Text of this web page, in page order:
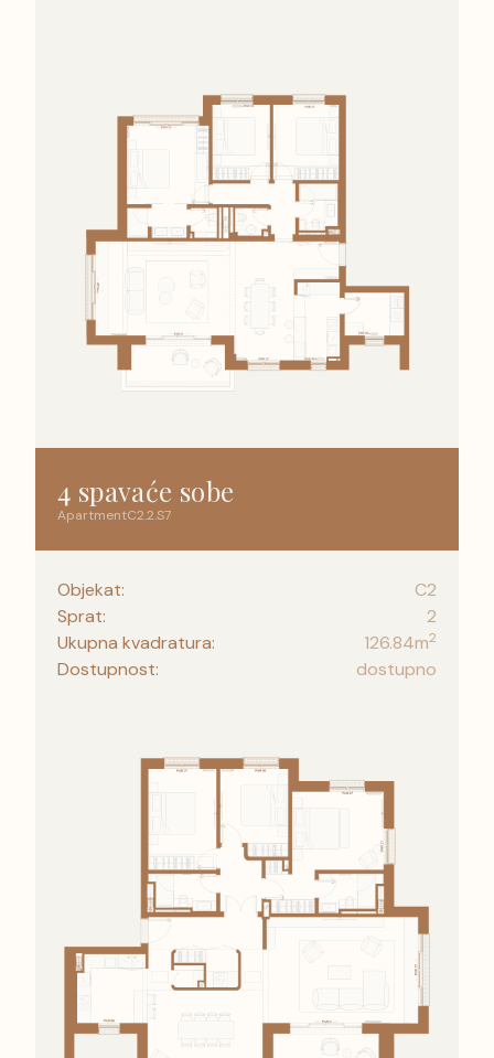
4 spavaće sobe
ApartmentC2.2.S7
Objekat:
C2
Sprat:
2
Ukupna kvadratura:
126.84m2
Dostupnost: dostupno